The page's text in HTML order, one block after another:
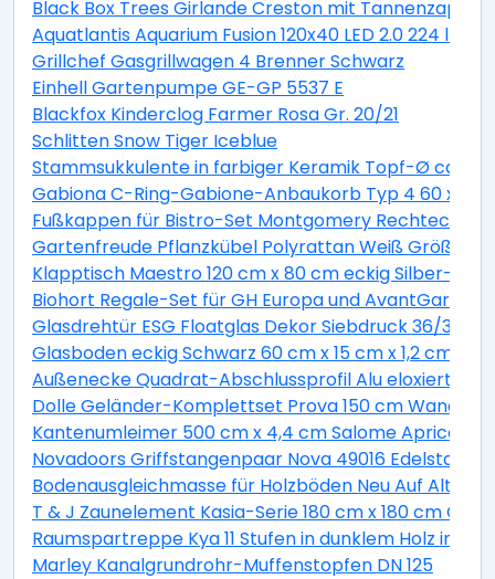
Black Box Trees Girlande Creston mit
Aquatlantis Aquarium Fusion 120x40 LED 2.0 224 l
Grillchef Gasgrillwagen 4 Brenner Schwarz
Einhell Gartenpumpe GE-GP 5537 E
Blackfox Kinderclog Farmer Rosa Gr. 20/21
Schlitten Snow Tiger Iceblue
Stammsukkulente in farbiger Keramik Topf-Ø ca. 13
Gabiona C-Ring-Gabione-Anbaukorb Typ 4 60 x 100
Fußkappen für Bistro-Set Montgomery Rechteckig 2
Gartenfreude Pflanzkübel Polyrattan Weiß Größe XL
Klapptisch Maestro 120 cm x 80 cm eckig Silber-
Biohort Regale-Set für GH Europa und AvantGarde
Glasdrehtür ESG Floatglas Dekor Siebdruck 36/31 DIN
Glasboden eckig Schwarz 60 cm x 15 cm x 1,2 cm
Außenecke Quadrat-Abschlussprofil Alu eloxiert
Dolle Geländer-Komplettset Prova 150 cm
Kantenumleimer 500 cm x 4,4 cm Salome Apricot
Novadoors Griffstangenpaar Nova 49016
Bodenausgleichmasse für Holzböden Neu Auf Alt 20
T & J Zaunelement Kasia-Serie 180 cm x 180 cm
Raumspartreppe Kya 11 Stufen in dunklem Holz inkl.
Marley Kanalgrundrohr-Muffenstopfen DN 125